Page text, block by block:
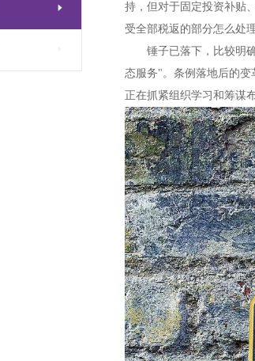

持，但对于固定投资补贴
受全部税返的部分怎么处
锤子已落下，比较明
态服务"。条例落地后的
正在抓紧组织学习和筹谋布